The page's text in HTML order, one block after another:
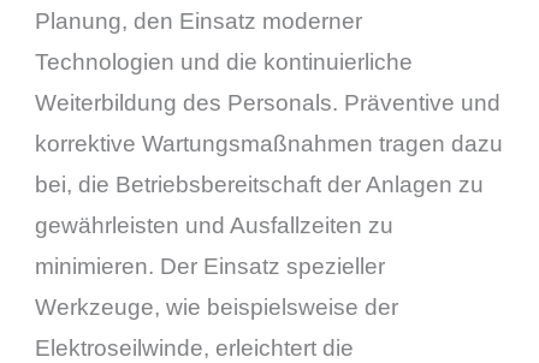
Planung, den Einsatz moderner
Technologien und die kontinuierliche
Weiterbildung des Personals. Präventive und
korrektive Wartungsmaßnahmen tragen dazu
bei, die Betriebsbereitschaft der Anlagen zu
gewährleisten und Ausfallzeiten zu
minimieren. Der Einsatz spezieller
Werkzeuge, wie beispielsweise der
Elektroseilwinde, erleichtert die